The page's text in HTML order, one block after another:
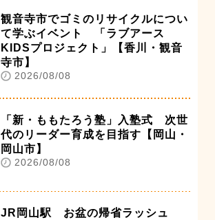
観音寺市でゴミのリサイクルについ
て学ぶイベント 「ラブアース
KIDSプロジェクト」【香川・観音
寺市】
2026/08/08
「新・ももたろう塾」入塾式 次世
代のリーダー育成を目指す【岡山・
岡山市】
2026/08/08
JR岡山駅 お盆の帰省ラッシュ